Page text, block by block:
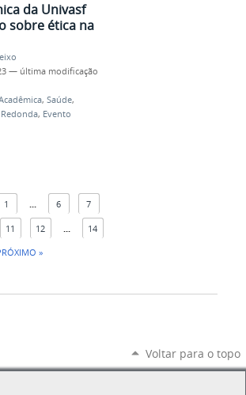
da Univasf
sobre ética na
— última modificação
, Saúde,
, Evento
1 ... 6 7
11 12 ...
14
»
Voltar para o topo